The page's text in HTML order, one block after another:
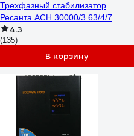
Трехфазный стабилизатор
Ресанта АСН 30000/3 63/4/7
4.3
(135)
В корзину